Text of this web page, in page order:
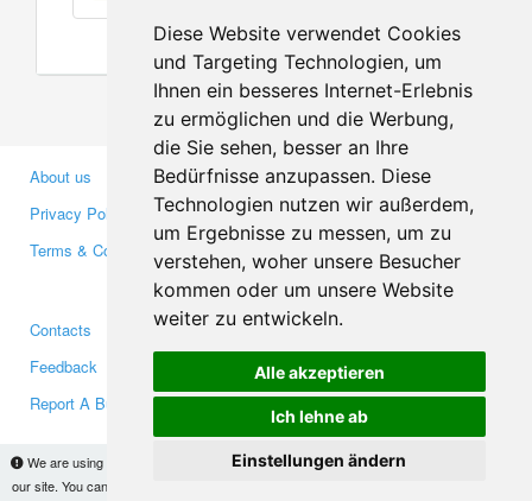
Diese Website verwendet Cookies
und Targeting Technologien, um
Ihnen ein besseres Internet-Erlebnis
zu ermöglichen und die Werbung,
die Sie sehen, besser an Ihre
Bedürfnisse anzupassen. Diese
Technologien nutzen wir außerdem,
um Ergebnisse zu messen, um zu
verstehen, woher unsere Besucher
kommen oder um unsere Website
weiter zu entwickeln.
Alle akzeptieren
Ich lehne ab
Einstellungen ändern
We are using cookies to provide statistics that help us give you the best experience of
our site. You can find out more
About us
Privacy Policy
Terms & Conditions
Business Partners
Investors
Media
Contacts
Feedback
Report A Bug
Facebook
Twitter
YouTube
Google+